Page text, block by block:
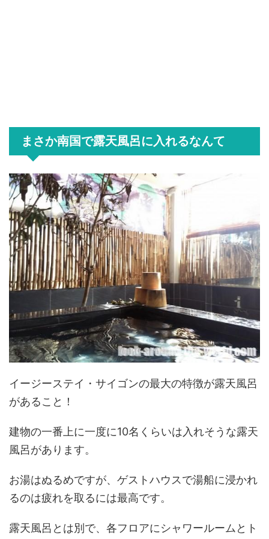
まさか南国で露天風呂に入れるなんて
イージーステイ・サイゴンの最大の特徴が露天風呂
があること！
建物の一番上に一度に10名くらいは入れそうな露天
風呂があります。
お湯はぬるめですが、ゲストハウスで湯船に浸かれ
るのは疲れを取るには最高です。
露天風呂とは別で、各フロアにシャワールームとト